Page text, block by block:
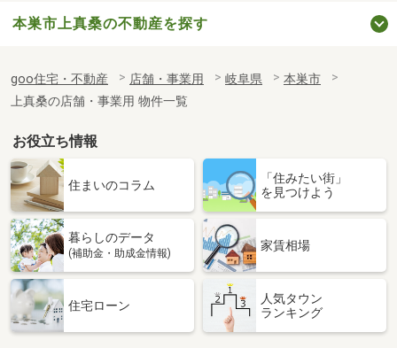
本巣市上真桑の不動産を探す
goo住宅・不動産 店舗・事業用 岐阜県
本巣市
上真桑の店舗・事業用 物件一覧
お役立ち情報
住まいのコラム
「住みたい街」
を見つけよう
暮らしのデータ
(補助金・助成金情報)
家賃相場
住宅ローン
人気タウン
ランキング